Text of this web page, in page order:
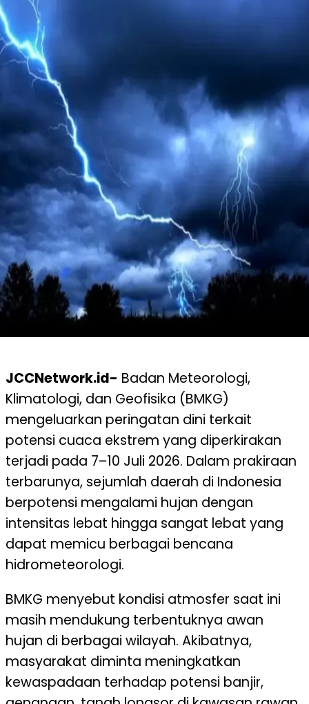
JCCNetwork.id- Badan Meteorologi,
Klimatologi, dan Geofisika (BMKG)
mengeluarkan peringatan dini terkait
potensi cuaca ekstrem yang diperkirakan
terjadi pada 7–10 Juli 2026. Dalam prakiraan
terbarunya, sejumlah daerah di Indonesia
berpotensi mengalami hujan dengan
intensitas lebat hingga sangat lebat yang
dapat memicu berbagai bencana
hidrometeorologi.
BMKG menyebut kondisi atmosfer saat ini
masih mendukung terbentuknya awan
hujan di berbagai wilayah. Akibatnya,
masyarakat diminta meningkatkan
kewaspadaan terhadap potensi banjir,